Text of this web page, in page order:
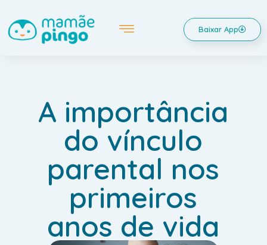
Baixar App
A importância
do vínculo
parental nos
primeiros
anos de vida